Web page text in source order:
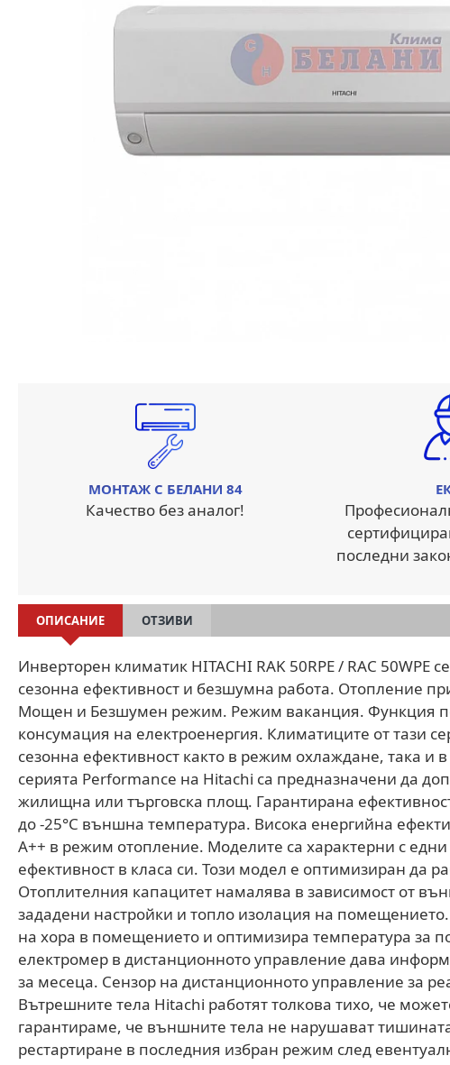
МОНТАЖ С БЕЛАНИ 84
Качество без аналог!
последни
ОПИСАНИЕ ОТЗИВИ
Инверторен климатик HITACHI RAK 50RPE / RAC 50WPE
сезонна ефективност и безшумна работа. Отопление
Мощен и Безшумен режим. Режим ваканция. Функция
консумация на електроенергия. Климатиците от тази
сезонна ефективност както в режим охлаждане, така
серията Performance на Hitachi са предназначени да
жилищна или търговска площ. Гарантирана
до -25°C външна температура. Висока енергийна
A++ в режим отопление. Моделите са характерни с
ефективност в класа си. Този модел е оптимизиран да
Отоплителния капацитет намалява в зависимост от
зададени настройки и топло изолация на помещението.
на хора в помещението и оптимизира температура за
електромер в дистанционното управление дава
за месеца. Сензор на дистанционното управление за
Вътрешните тела Hitachi работят толкова тихо, че
гарантираме, че външните тела не нарушават
рестартиране в последния избран режим след